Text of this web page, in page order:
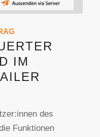
IM
des
Funktionen